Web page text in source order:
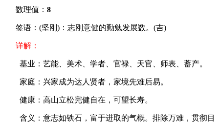
数理值： 8
签语：(坚刚)：志刚意健的勤勉发展数。(吉)
详解：
基业：艺能、美术、学者、官禄、天官、师表、蓄产。
家庭：兴家成为达人贤者，家境先难后易。
健康：高山立松完健自在，可望长寿。
含义：意志如铁石，富于进取的气概。排除万难，贯彻目